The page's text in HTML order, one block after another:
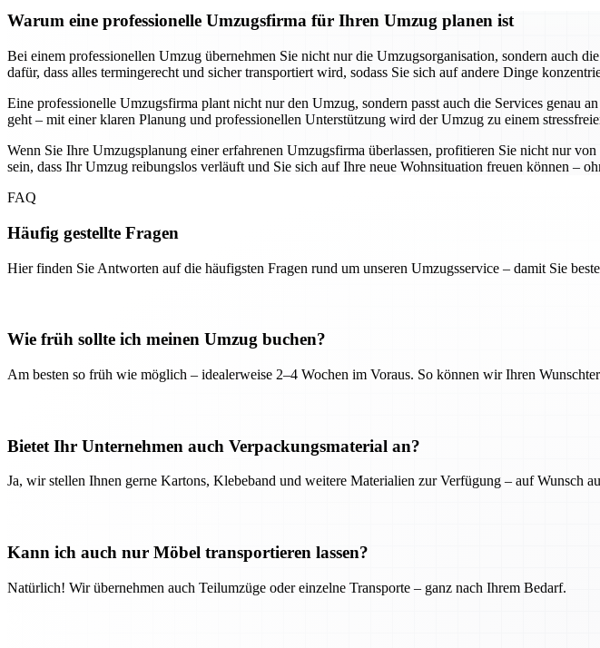
Warum eine professionelle Umzugsfirma für Ihren Umzug planen ist
Bei einem professionellen Umzug übernehmen Sie nicht nur die Umzugsorganisation, sondern auch
dafür, dass alles termingerecht und sicher transportiert wird, sodass Sie sich auf andere Dinge
Eine professionelle Umzugsfirma plant nicht nur den Umzug, sondern passt auch die Services genau
geht – mit einer klaren Planung und professionellen Unterstützung wird der Umzug zu einem
Wenn Sie Ihre Umzugsplanung einer erfahrenen Umzugsfirma überlassen, profitieren Sie nicht nur
sein, dass Ihr Umzug reibungslos verläuft und Sie sich auf Ihre neue Wohnsituation freuen können –
FAQ
Häufig gestellte Fragen
Hier finden Sie Antworten auf die häufigsten Fragen rund um unseren Umzugsservice – damit Sie
Wie früh sollte ich meinen Umzug buchen?
Am besten so früh wie möglich – idealerweise 2–4 Wochen im Voraus. So können wir Ihren
Bietet Ihr Unternehmen auch Verpackungsmaterial an?
Ja, wir stellen Ihnen gerne Kartons, Klebeband und weitere Materialien zur Verfügung – auf Wunsch
Kann ich auch nur Möbel transportieren lassen?
Natürlich! Wir übernehmen auch Teilumzüge oder einzelne Transporte – ganz nach Ihrem Bedarf.